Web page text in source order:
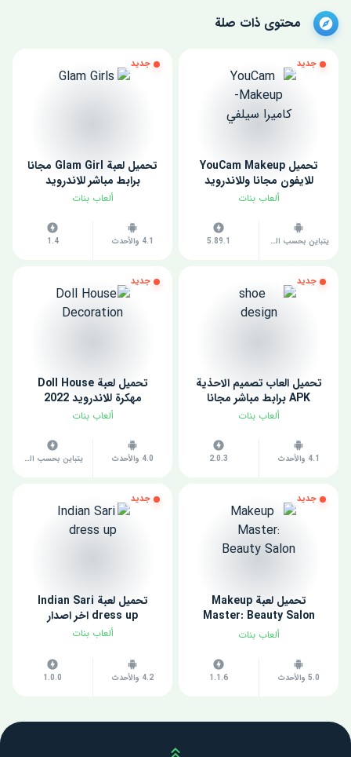
محتوى ذات صلة
جديد
تحميل YouCam Makeup
للايفون مجانا وللاندرويد
ألعاب بنات
يتباين بحسب الجهاز 5.89.1
جديد
تحميل لعبة Glam Girl مجانا
برابط مباشر للاندرويد
ألعاب بنات
4.1 والأحدث 1.4
جديد
تحميل العاب تصميم الاحذية
APK برابط مباشر مجانا
ألعاب بنات
4.1 والأحدث 2.0.3
جديد
تحميل لعبة Doll House
مهكرة للاندرويد 2022
ألعاب بنات
4.0 والأحدث يتباين بحسب الجهاز
جديد
تحميل لعبة Makeup
Master: Beauty Salon
مهكرة للاندرويد 2022
ألعاب بنات
5.0 والأحدث 1.1.6
جديد
تحميل لعبة Indian Sari
dress up اخر اصدار
ألعاب بنات
4.2 والأحدث 1.0.0
Scroll up